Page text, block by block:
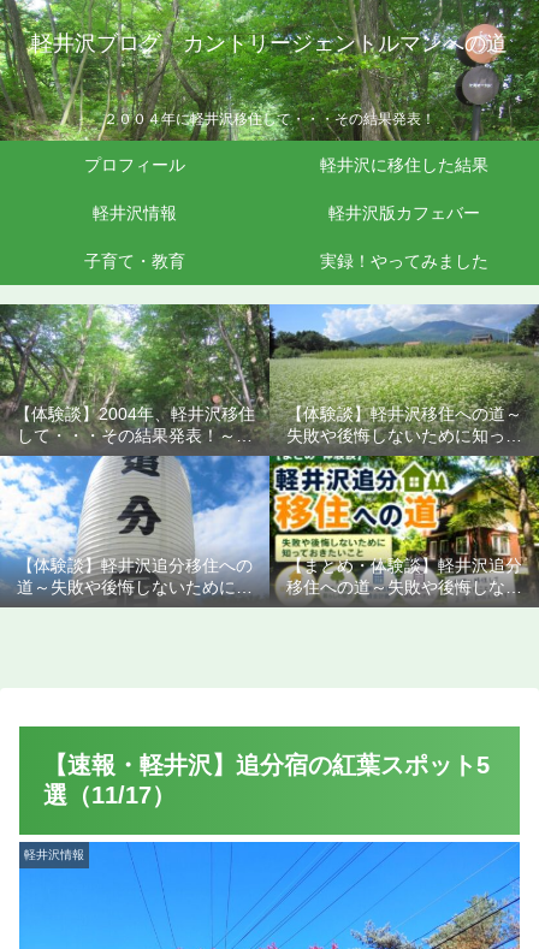
軽井沢ブログ カントリージェントルマンへの道
２００４年に軽井沢移住して・・・その結果発表！
プロフィール 軽井沢に移住した結果
軽井沢情報 軽井沢版カフェバー
子育て・教育 実録！やってみました
【体験談】2004年、軽井沢移住
して・・・その結果発表！～失
敗や後悔しないために知ってお
きたいこと
【体験談】軽井沢移住への道～
失敗や後悔しないために知って
おきたいこと
【体験談】軽井沢追分移住への
道～失敗や後悔しないために知
っておきたいこと
【まとめ・体験談】軽井沢追分
移住への道～失敗や後悔しない
ために知っておきたいこと
【速報・軽井沢】追分宿の紅葉スポット5
選（11/17）
軽井沢情報